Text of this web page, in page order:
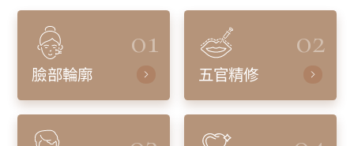
01
臉部輪廓
02
五官精修